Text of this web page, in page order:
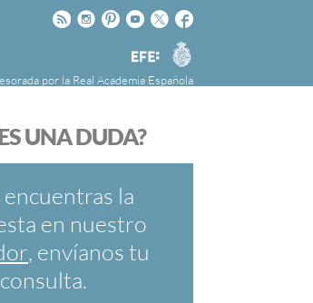
Facebook
Twitter
Youtube
Pinteres
Instagram
Rss
Agencia
EFE
por la Real Academia Española
una fundación patrocinada por
colaborar con el buen uso del
de comunicación y en
UNA DUDA?
encuentras la
en nuestro
, envíanos tu
consulta.